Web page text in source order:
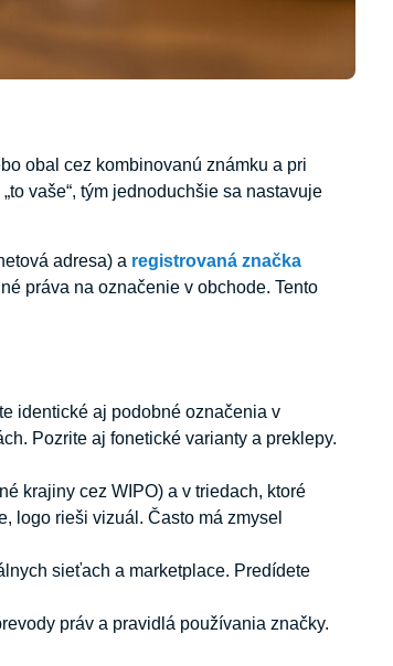
obal cez kombinovanú známku a pri
vaše“, tým jednoduchšie sa nastavuje
adresa) a registrovaná značka
práva na označenie v obchode. Tento
identické aj podobné označenia v
Pozrite aj fonetické varianty a preklepy.
krajiny cez WIPO) a v triedach, ktoré
logo rieši vizuál. Často má zmysel
sieťach a marketplace. Predídete
práv a pravidlá používania značky.